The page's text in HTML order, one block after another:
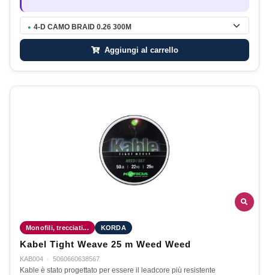
● 4-D CAMO BRAID 0.26 300M
Aggiungi al carrello
Monofili, trecciati... KORDA
Kabel Tight Weave 25 m Weed Weed
KAB004 · 5060660638567
Kable è stato progettato per essere il leadcore più resistente